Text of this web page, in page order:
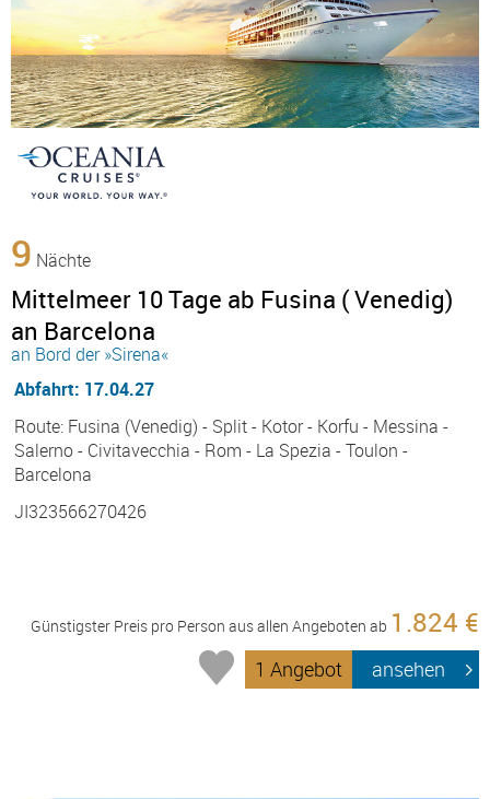
9 Nächte
Mittelmeer 10 Tage ab Fusina ( Venedig)
an Barcelona
an Bord der »Sirena«
Abfahrt: 17.04.27
Route: Fusina (Venedig) - Split - Kotor - Korfu - Messina -
Salerno - Civitavecchia - Rom - La Spezia - Toulon -
Barcelona
JI323566270426
Günstigster Preis pro Person aus allen Angeboten ab 1.824 €
1 Angebot ansehen